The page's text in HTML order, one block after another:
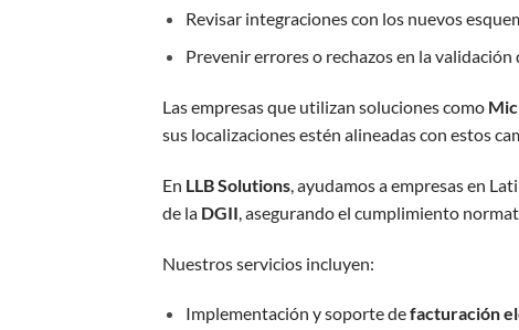
Revisar integraciones con los nuevos
Prevenir errores o rechazos en la
Las empresas que utilizan soluciones como
sus localizaciones estén alineadas con estos
En LLB Solutions , ayudamos a empresas en
de la DGII , asegurando el cumplimiento
Nuestros servicios incluyen:
Implementación y soporte defacturación